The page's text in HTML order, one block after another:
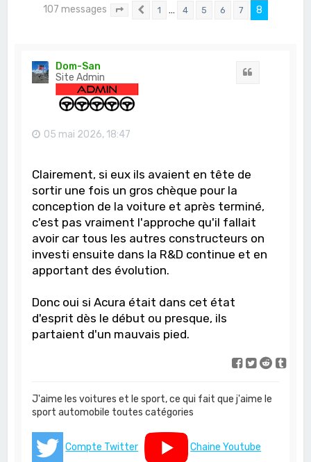
107 messages Page sur8
Précédent
1 … 4 5 6 7 8
Dom-San
Site Admin
05 mai 2026, 18:47
Clairement, si eux ils avaient en tête de
sortir une fois un gros chèque pour la
conception de la voiture et après terminé,
c'est pas vraiment l'approche qu'il fallait
avoir car tous les autres constructeurs on
investi ensuite dans la R&D continue et en
apportant des évolution.
Donc oui si Acura était dans cet état
d'esprit dès le début ou presque, ils
partaient d'un mauvais pied.
J'aime les voitures et le sport, ce qui fait que j'aime le
sport automobile toutes catégories
Compte Twitter Chaine Youtube